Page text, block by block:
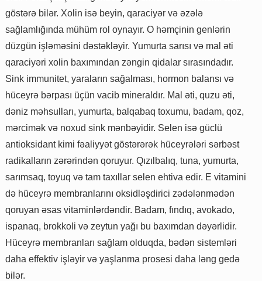
göstərə bilər. Xolin isə beyin, qaraciyər və əzələ
sağlamlığında mühüm rol oynayır. O həmçinin genlərin
düzgün işləməsini dəstəkləyir. Yumurta sarısı və mal əti
qaraciyəri xolin baxımından zəngin qidalar sırasındadır.
Sink immunitet, yaraların sağalması, hormon balansı və
hüceyrə bərpası üçün vacib mineraldır. Mal əti, quzu əti,
dəniz məhsulları, yumurta, balqabaq toxumu, badam, qoz,
mərcimək və noxud sink mənbəyidir. Selen isə güclü
antioksidant kimi fəaliyyət göstərərək hüceyrələri sərbəst
radikalların zərərindən qoruyur. Qızılbalıq, tuna, yumurta,
sarımsaq, toyuq və tam taxıllar selen ehtiva edir. E vitamini
də hüceyrə membranlarını oksidləşdirici zədələnmədən
qoruyan əsas vitaminlərdəndir. Badam, fındıq, avokado,
ispanaq, brokkoli və zeytun yağı bu baxımdan dəyərlidir.
Hüceyrə membranları sağlam olduqda, bədən sistemləri
daha effektiv işləyir və yaşlanma prosesi daha ləng gedə
bilər.